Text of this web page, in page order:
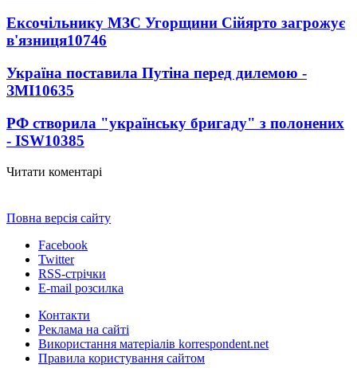
Ексочільнику МЗС Угорщини Сійярто загрожує
в'язниця10746
Україна поставила Путіна перед дилемою -
ЗМІ10635
РФ створила "українську бригаду" з полонених
- ISW10385
Читати коментарі
Повна версія сайту
Facebook
Twitter
RSS-стрічки
E-mail розсилка
Контакти
Реклама на сайті
Використання матеріалів korrespondent.net
Правила користування сайтом